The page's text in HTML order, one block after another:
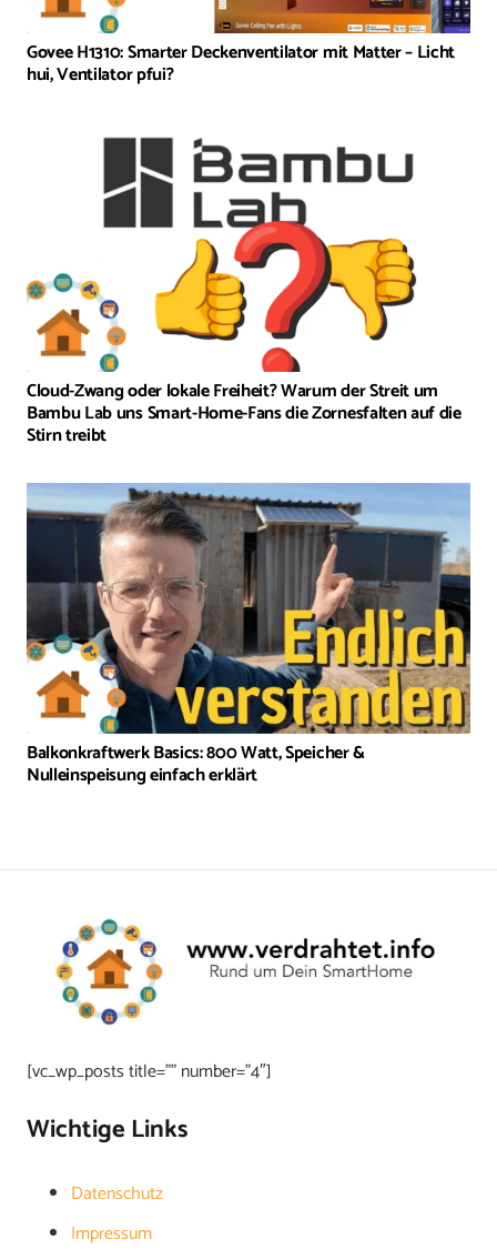
Govee H1310: Smarter Deckenventilator mit Matter – Licht
hui, Ventilator pfui?
Cloud-Zwang oder lokale Freiheit? Warum der Streit um
Bambu Lab uns Smart-Home-Fans die Zornesfalten auf die
Stirn treibt
Balkonkraftwerk Basics: 800 Watt, Speicher &
Nulleinspeisung einfach erklärt
[vc_wp_posts title=”” number=”4″]
Wichtige Links
Datenschutz
Impressum